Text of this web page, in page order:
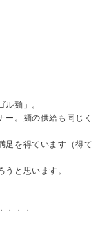
麺」。
ー。麺の供給も同じく
足を得ています（得て
と思います。
・・・